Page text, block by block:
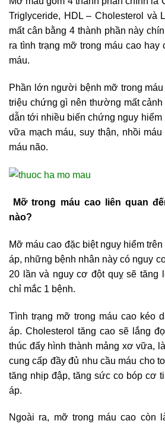
Triglyceride, HDL – Cholesterol và
mất cân bằng 4 thành phần này
ra tình trạng mỡ trong máu cao hay
máu.
Phần lớn người bệnh mỡ trong
triệu chứng gì nên thường mất
dẫn tới nhiều biến chứng nguy hiểm
vữa mạch máu, suy thận, nhồi
máu não.
Mỡ trong máu cao liên quan
nào?
Mỡ máu cao đặc biệt nguy hiểm
áp, những bệnh nhân này có nguy
20 lần và nguy cơ đột quỵ sẽ tăng
chỉ mắc 1 bệnh.
Tình trạng mỡ trong máu cao kéo
áp. Cholesterol tăng cao sẽ lắng
thúc đẩy hình thành mảng xơ vữa,
cung cấp đầy đủ nhu cầu máu cho
tăng nhịp đập, tăng sức co bóp cơ
áp.
Ngoài ra, mỡ trong máu cao còn